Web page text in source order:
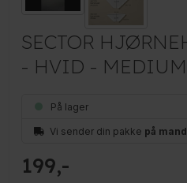
SECTOR
- HVID -
På lager
Vi sender din pakke på
199